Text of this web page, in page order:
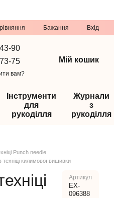
Бажання Вхід
90
75
вам?
Мій кошик
Інструменти
для
рукоділля
Журнали
з
рукоділля
Punch needle
килимової вишивки
Артикул
EX-
096388